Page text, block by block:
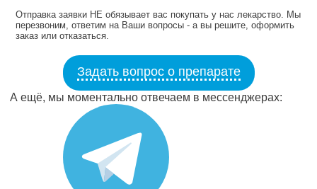
Отправка заявки НЕ обязывает вас покупать у нас лекарство. Мы
перезвоним, ответим на Ваши вопросы - а вы решите, оформить
заказ или отказаться.
Задать вопрос о препарате
А ещё, мы моментально отвечаем в мессенджерах: